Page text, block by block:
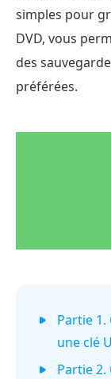
simples pour
DVD, vous
des
préférées.
Partie
une clé
Partie 2.